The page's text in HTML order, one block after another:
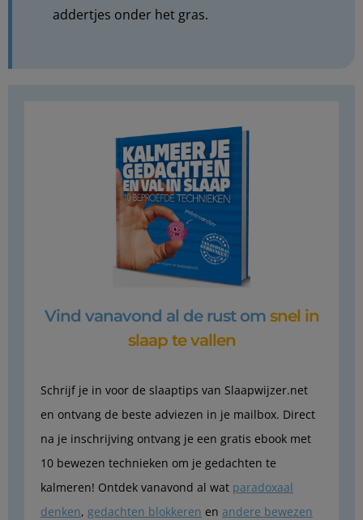
addertjes onder het gras.
Vind vanavond al de rust om snel in
slaap te vallen
Schrijf je in voor de slaaptips van Slaapwijzer.net
en ontvang de beste adviezen in je mailbox. Direct
na je inschrijving ontvang je een gratis ebook met
10 bewezen technieken om je gedachten te
kalmeren! Ontdek vanavond al wat paradoxaal
denken, gedachten blokkeren en andere bewezen